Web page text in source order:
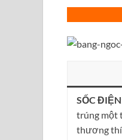
SỐC
trúng một
thương